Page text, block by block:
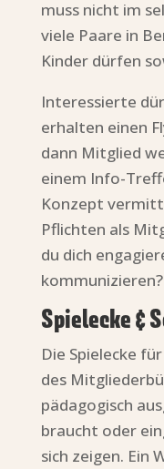
muss nicht im
viele Paare in
Kinder dürfen
Interessierte
erhalten einen
dann Mitglied
einem Info-
Konzept
Pflichten als
du dich
kommunizieren?
Spielecke &
Die Spielecke
des
pädagogisch
braucht oder
sich zeigen. Ein